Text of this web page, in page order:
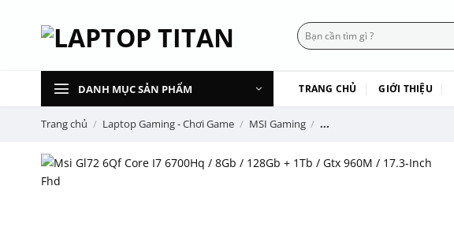
Tìm
kiếm:
DANH MỤC SẢN PHẨM TRANG CHỦ GIỚI THIỆU
Trang chủ / Laptop Gaming - Chơi Game / MSI Gaming / ...